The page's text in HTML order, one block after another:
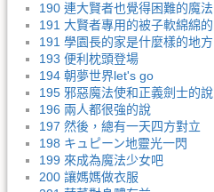
190 連大賢者也覺得困難的魔法
191 大賢者專用的被子軟綿綿的
191 學園長的家是什麼樣的地方
193 便利枕頭登場
194 朝夢世界let's go
195 邪惡魔法使和正義劍士的說
196 兩人都很強的說
197 然後，總有一天四方對立
198 キュピーン地靈光一閃
199 來成為魔法少女吧
200 讓媽媽做衣服